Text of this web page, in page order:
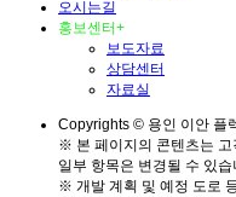
오시는길
홍보센터+
보도자료
상담센터
자료실
Copyrights © 용인 이안 플
※ 본 페이지의 콘텐츠는 고
일부 항목은 변경될 수 있습
※ 개발 계획 및 예정 도로